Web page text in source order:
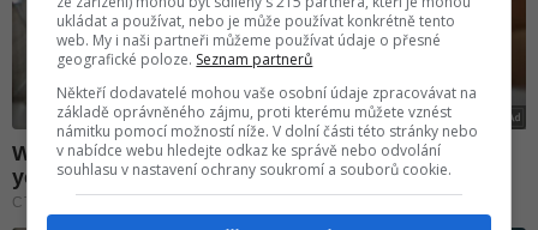
ukládat a používat, nebo je může používat konkrétně tento
web. My i naši partneři můžeme používat údaje o přesné
geografické poloze. Seznam partnerů
Někteří dodavatelé mohou vaše osobní údaje zpracovávat na
základě oprávněného zájmu, proti kterému můžete vznést
námitku pomocí možností níže. V dolní části této stránky nebo
v nabídce webu hledejte odkaz ke správě nebo odvolání
souhlasu v nastavení ochrany soukromí a souborů cookie.